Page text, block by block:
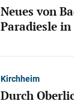
Neues von
Paradiesle
Kirchheim
Durch